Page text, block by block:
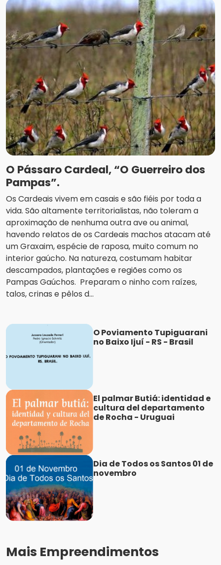
O Pássaro Cardeal, “O Guerreiro dos
Pampas”.
Os Cardeais vivem em casais e são fiéis por toda a
vida. São altamente territorialistas, não toleram a
aproximação de nenhuma outra ave ou animal,
havendo relatos de os Cardeais machos atacam até
um Graxaim, espécie de raposa, muito comum no
interior gaúcho. Na natureza, costumam habitar
descampados, plantações e regiões como os
Pampas Gaúchos. Preparam o ninho com raízes,
talos, crinas e pêlos d...
O Poviamento Tupiguarani
no Baixo Ijuí - RS - Brasil
El palmar Butiá: identidad e
cultura del departamento
de Rocha - Uruguai
Dia de Todos os Santos 01 de
novembro
Mais Empreendimentos